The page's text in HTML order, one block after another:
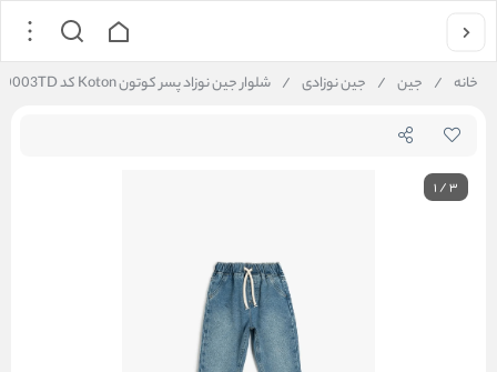
خانه / جین / جین نوزادی / شلوار جین نوزاد پسر کوتون Koton کد 5SMB40003TD
1/3